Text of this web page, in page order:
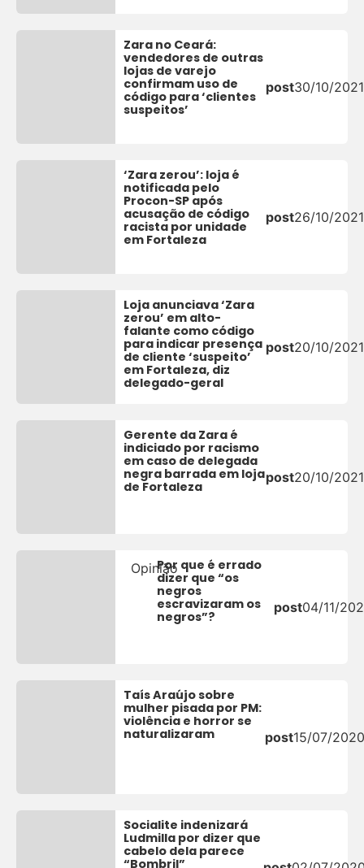
Zara no Ceará:
vendedores de outras
lojas de varejo
confirmam uso de
código para ‘clientes
suspeitos’
post30/10/2021
‘Zara zerou’: loja é
notificada pelo
Procon-SP após
acusação de código
racista por unidade
em Fortaleza
post26/10/2021
Loja anunciava ‘Zara
zerou’ em alto-
falante como código
para indicar presença
de cliente ‘suspeito’
em Fortaleza, diz
delegado-geral
post20/10/2021
Gerente da Zara é
indiciado por racismo
em caso de delegada
negra barrada em loja
de Fortaleza
post20/10/2021
OpiniãoPor que é errado
dizer que “os
negros
escravizaram os
negros”?
post04/11/
Taís Araújo sobre
mulher pisada por PM:
violência e horror se
naturalizaram
post15/07/2020
Socialite indenizará
Ludmilla por dizer que
cabelo dela parece
“Bombril”